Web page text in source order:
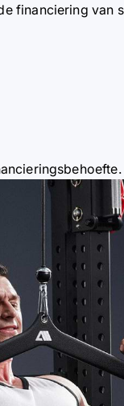
financiering van